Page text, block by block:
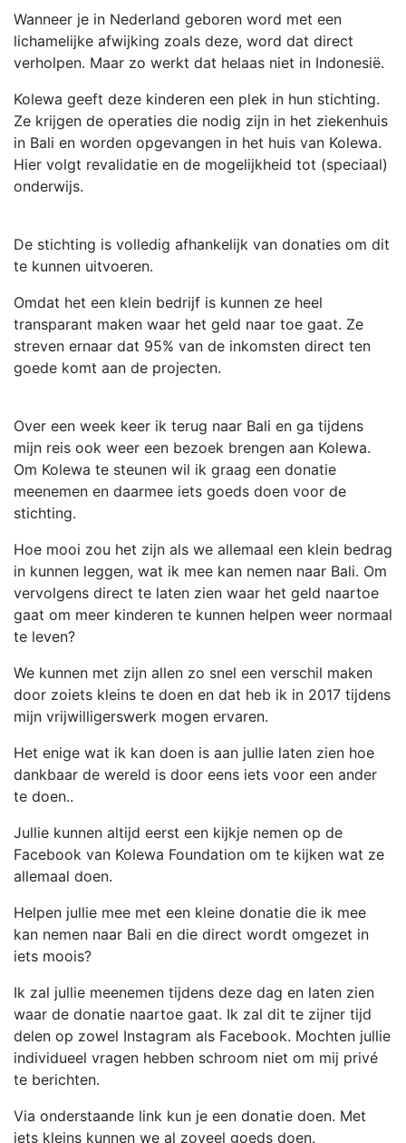
Wanneer je in Nederland geboren word met een
lichamelijke afwijking zoals deze, word dat direct
verholpen. Maar zo werkt dat helaas niet in Indonesië.
Kolewa geeft deze kinderen een plek in hun stichting.
Ze krijgen de operaties die nodig zijn in het ziekenhuis
in Bali en worden opgevangen in het huis van Kolewa.
Hier volgt revalidatie en de mogelijkheid tot (speciaal)
onderwijs.
De stichting is volledig afhankelijk van donaties om dit
te kunnen uitvoeren.
Omdat het een klein bedrijf is kunnen ze heel
transparant maken waar het geld naar toe gaat. Ze
streven ernaar dat 95% van de inkomsten direct ten
goede komt aan de projecten.
Over een week keer ik terug naar Bali en ga tijdens
mijn reis ook weer een bezoek brengen aan Kolewa.
Om Kolewa te steunen wil ik graag een donatie
meenemen en daarmee iets goeds doen voor de
stichting.
Hoe mooi zou het zijn als we allemaal een klein bedrag
in kunnen leggen, wat ik mee kan nemen naar Bali. Om
vervolgens direct te laten zien waar het geld naartoe
gaat om meer kinderen te kunnen helpen weer normaal
te leven?
We kunnen met zijn allen zo snel een verschil maken
door zoiets kleins te doen en dat heb ik in 2017 tijdens
mijn vrijwilligerswerk mogen ervaren.
Het enige wat ik kan doen is aan jullie laten zien hoe
dankbaar de wereld is door eens iets voor een ander
te doen..
Jullie kunnen altijd eerst een kijkje nemen op de
Facebook van Kolewa Foundation om te kijken wat ze
allemaal doen.
Helpen jullie mee met een kleine donatie die ik mee
kan nemen naar Bali en die direct wordt omgezet in
iets moois?
Ik zal jullie meenemen tijdens deze dag en laten zien
waar de donatie naartoe gaat. Ik zal dit te zijner tijd
delen op zowel Instagram als Facebook. Mochten jullie
individueel vragen hebben schroom niet om mij privé
te berichten.
Via onderstaande link kun je een donatie doen. Met
iets kleins kunnen we al zoveel goeds doen.